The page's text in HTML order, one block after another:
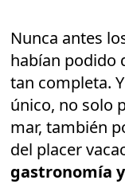
Nunca antes
habían podido
tan completa.
único, no solo
mar, también
del placer
gastronomía